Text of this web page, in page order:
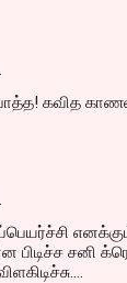
கவித
பிடிச்ச சனி